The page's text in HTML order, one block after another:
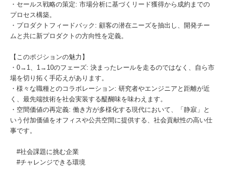
・セールス戦略の策定: 市場分析に基づくリード獲得から成約までの
プロセス構築。
・プロダクトフィードバック: 顧客の潜在ニーズを抽出し、開発チー
ムと共に新プロダクトの方向性を定義。
【このポジションの魅力】
・0→1、1→10のフェーズ: 決まったレールを走るのではなく、自ら市
場を切り拓く手応えがあります。
・様々な職種とのコラボレーション: 研究者やエンジニアと距離が近
く、最先端技術を社会実装する醍醐味を味わえます。
・空間価値の再定義: 働き方が多様化する現代において、「静寂」と
いう付加価値をオフィスや公共空間に提供する、社会貢献性の高い仕
事です。
#社会課題に挑む企業
#チャレンジできる環境